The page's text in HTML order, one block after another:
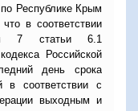
Республике Крым
в соответствии
7 статьи 6.1
Российской
день срока
в соответствии с
выходным и